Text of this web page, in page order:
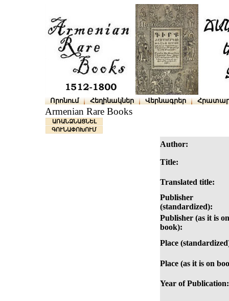
Որոնում Հեղինակներ Վերնագրեր
Armenian Rare Books
ԱՌԱՆՁՆԱՑՆԵԼ
ԳՈՒՆԱՓՈԽՈՒՄ
Author:
Title:
Translated title:
Publisher
(standardized):
Publisher (as it is on
book):
Place
Place (as it is on
Year of Publication: